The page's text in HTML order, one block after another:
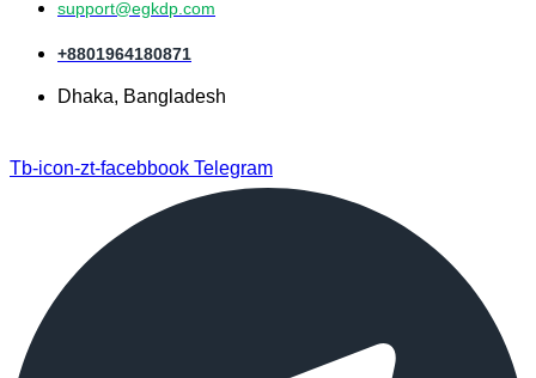
support@egkdp.com
+8801964180871
Dhaka, Bangladesh
Tb-icon-zt-facebbook Telegram